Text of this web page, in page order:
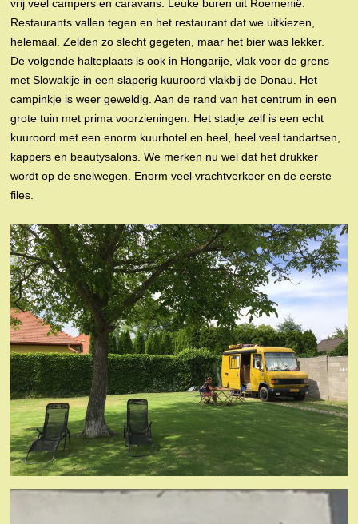
vrij veel campers en caravans. Leuke buren uit Roemenië.
Restaurants vallen tegen en het restaurant dat we uitkiezen,
helemaal. Zelden zo slecht gegeten, maar het bier was lekker.
De volgende halteplaats is ook in Hongarije, vlak voor de grens
met Slowakije in een slaperig kuuroord vlakbij de Donau. Het
campinkje is weer geweldig. Aan de rand van het centrum in een
grote tuin met prima voorzieningen. Het stadje zelf is een echt
kuuroord met een enorm kuurhotel en heel, heel veel tandartsen,
kappers en beautysalons. We merken nu wel dat het drukker
wordt op de snelwegen. Enorm veel vrachtverkeer en de eerste
files.